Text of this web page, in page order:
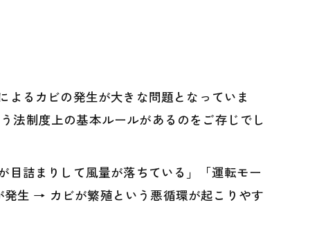
るカビの発生が大きな問題となっていま
法制度上の基本ルールがあるのをご存じでし
目詰まりして風量が落ちている」「運転モー
生 → カビが繁殖という悪循環が起こりやす